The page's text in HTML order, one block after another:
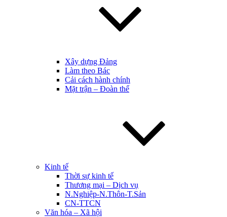
Xây dựng Đảng
Làm theo Bác
Cải cách hành chính
Mặt trận – Đoàn thể
Kinh tế
Thời sự kinh tế
Thương mại – Dịch vụ
N.Nghiệp-N.Thôn-T.Sản
CN-TTCN
Văn hóa – Xã hội